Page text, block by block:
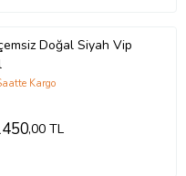
Doğal Siyah Vip
Kargo
,00 TL